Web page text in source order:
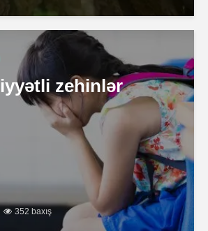
zehinlər
352 baxış